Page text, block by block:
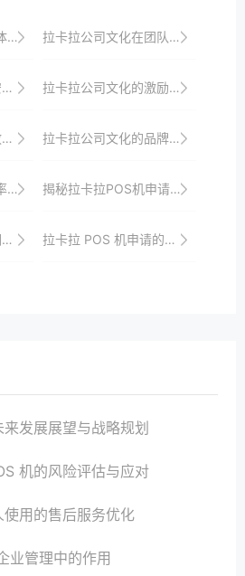
拉卡拉公司文化在团队凝聚力中的作用
拉卡拉公司文化的激励体系
拉卡拉公司文化的品牌建设
揭秘拉卡拉POS机申请背后的审核机制与安全保障
拉卡拉 POS 机申请的资格审核标准与流程
发展展望与战略规划
机的风险评估与应对
用的售后服务优化
业管理中的作用